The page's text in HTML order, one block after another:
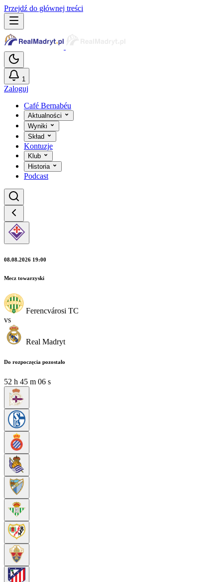
Przejdź do głównej treści
1
Zaloguj
Café Bernabéu
Aktualności
Wyniki
Skład
Kontuzje
Klub
Historia
Podcast
08.08.2026 19:00
Mecz towarzyski
Ferencvárosi TC
vs
Real Madryt
Do rozpoczęcia pozostało
52 h 45 m 04 s